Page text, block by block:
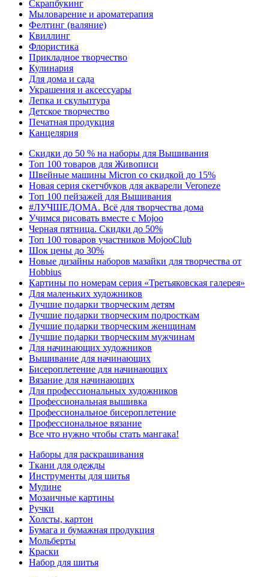
Скрапбукинг
Мыловарение и ароматерапия
Фелтинг (валяние)
Квиллинг
Флористика
Прикладное творчество
Кулинария
Для дома и сада
Украшения и аксессуары
Лепка и скульптура
Детское творчество
Печатная продукция
Канцелярия
Скидки до 50 % на наборы для Вышивания
Топ 100 товаров для Живописи
Швейные машины Micron со скидкой до 15%
Новая серия скетчбуков для акварели Veroneze
Топ 100 пейзажей для Вышивания
#ЛУЧШЕДОМА. Всё для творчества дома
Учимся рисовать вместе с Mojoo
Черная пятница. Скидки до 50%
Топ 100 товаров участников MojooClub
Шок цены до 30%
Новые дизайны наборов мазайки для творчества от
Hobbius
Картины по номерам серия «Третьяковская галерея»
Для маленьких художников
Лучшие подарки творческим детям
Лучшие подарки творческим подросткам
Лучшие подарки творческим женщинам
Лучшие подарки творческим мужчинам
Для начинающих художников
Вышивание для начинающих
Бисероплетение для начинающих
Вязание для начинающих
Для профессиональных художников
Профессиональная вышивка
Профессиональное бисероплетение
Профессиональное вязание
Все что нужно чтобы стать мангака!
Наборы для раскрашивания
Ткани для одежды
Инструменты для шитья
Мулине
Мозаичные картины
Ручки
Холсты, картон
Бумага и бумажная продукция
Мольберты
Краски
Набор для шитья